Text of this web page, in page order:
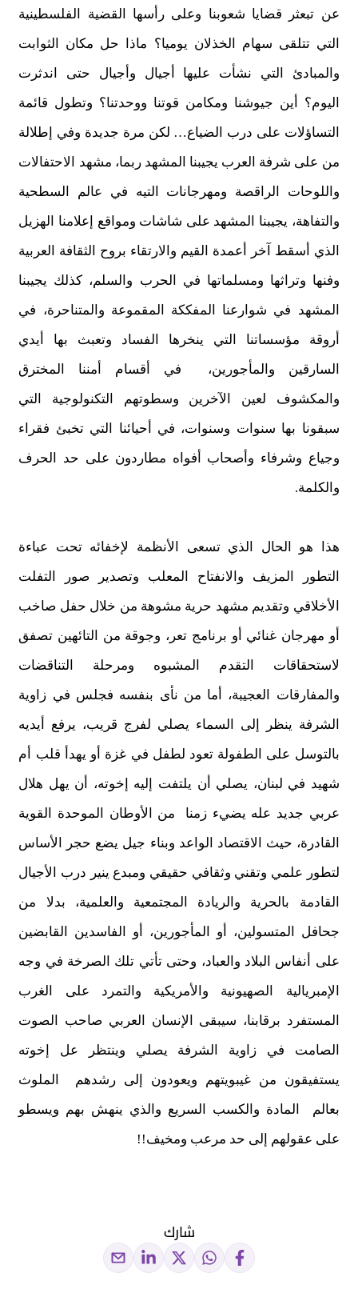
عن تبعثر قضايا شعوبنا وعلى رأسها القضية الفلسطينية
التي تتلقى سهام الخذلان يوميا؟ ماذا حل مكان الثوابت
والمبادئ التي نشأت عليها أجيال وأجيال حتى اندثرت
اليوم؟ أين جيوشنا ومكامن قوتنا ووحدتنا؟ وتطول قائمة
التساؤلات على درب الضياع… لكن مرة جديدة وفي إطلالة
من على شرفة العرب يجيبنا المشهد ربما، مشهد الاحتفالات
واللوحات الراقصة ومهرجانات التيه في عالم السطحية
والتفاهة، يجيبنا المشهد على شاشات ومواقع إعلامنا الهزيل
الذي أسقط آخر أعمدة القيم والارتقاء بروح الثقافة العربية
وفنها وتراثها ومسلماتها في الحرب والسلم، كذلك يجيبنا
المشهد في شوارعنا المفككة المقموعة والمتناحرة، في
أروقة مؤسساتنا التي ينخرها الفساد وتعبث بها أيدي
السارقين والمأجورين، في أقسام أمننا المخترق
والمكشوف لعين الآخرين وسطوتهم التكنولوجية التي
سبقونا بها سنوات وسنوات، في أحيائنا التي تخبئ فقراء
وجياع وشرفاء وأصحاب أفواه مطاردون على حد الحرف
والكلمة.
هذا هو الحال الذي تسعى الأنظمة لإخفائه تحت عباءة
التطور المزيف والانفتاح المعلب وتصدير صور التفلت
الأخلاقي وتقديم مشهد حرية مشوهة من خلال حفل صاخب
أو مهرجان غنائي أو برنامج تعر، وجوقة من التائهين تصفق
لاستحقاقات التقدم المشبوه ومرحلة التناقضات
والمفارقات العجيبة، أما من نأى بنفسه فجلس في زاوية
الشرفة ينظر إلى السماء يصلي لفرج قريب، يرفع أيديه
بالتوسل على الطفولة تعود لطفل في غزة أو يهدأ قلب أم
شهيد في لبنان، يصلي أن يلتفت إليه إخوته، أن يهل هلال
عربي جديد عله يضيء زمنا من الأوطان الموحدة القوية
القادرة، حيث الاقتصاد الواعد وبناء جيل يضع حجر الأساس
لتطور علمي وتقني وثقافي حقيقي ومبدع ينير درب الأجيال
القادمة بالحرية والريادة المجتمعية والعلمية، بدلا من
جحافل المتسولين، أو المأجورين، أو الفاسدين القابضين
على أنفاس البلاد والعباد، وحتى تأتي تلك الصرخة في وجه
الإمبريالية الصهيونية والأمريكية والتمرد على الغرب
المستفرد برقابنا، سيبقى الإنسان العربي صاحب الصوت
الصامت في زاوية الشرفة يصلي وينتظر عل إخوته
يستفيقون من غيبويتهم ويعودون إلى رشدهم الملوث
بعالم المادة والكسب السريع والذي ينهش بهم ويسطو
على عقولهم إلى حد مرعب ومخيف!!
شارك